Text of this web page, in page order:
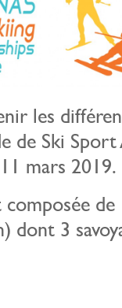
les
de Ski Sport
mars 2019.
composée
dont 3